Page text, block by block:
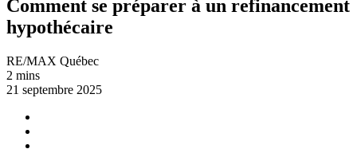
Comment se préparer à un refinancement
hypothécaire
RE/MAX Québec
2 mins
21 septembre 2025